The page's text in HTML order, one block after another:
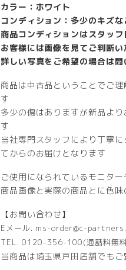
カラー：ホワイト
コンディション：多少のキズ
商品コンディションはスタッ
お客様には画像を見てご判断
詳しい写真をご希望の場合は
商品は中古品ということでご
す
多少の傷はありますが新品よ
す
当社専門スタッフにより丁寧
てからのお届けとなります
ご使用になられているモニター
商品画像と実際の商品とに色
【お問い合わせ】
Eメール. ms-order@c-
TEL. 0120-356-100(通話料無
当商品は埼玉県戸田店舗でも